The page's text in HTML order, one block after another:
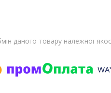
даного товару належної